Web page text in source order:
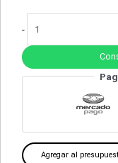
-
Agregar al